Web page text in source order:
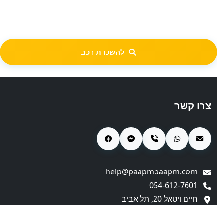
להשכרת רכב
צרו קשר
חיים ויטאל 20, תל אביב